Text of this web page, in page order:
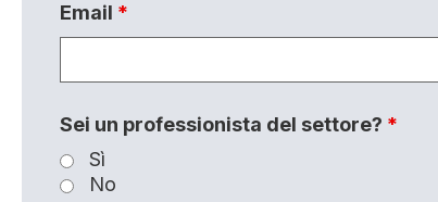
Email *
Sei un professionista del settore? *
Sì
No